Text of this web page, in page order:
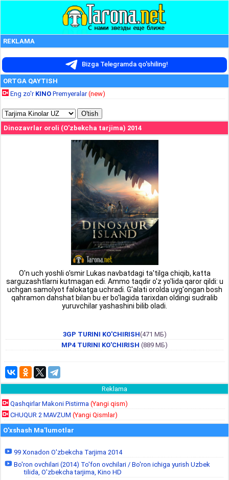
REKLAMA
Bizga Telegramda qo'shiling!
ORTGA QAYTISH
Eng zo'r KINO Premyeralar(new)
Dinozavrlar oroli (O'zbekcha tarjima) 2014
O'n uch yoshli o'smir Lukas navbatdagi ta'tilga chiqib, katta
sarguzashtlarni kutmagan edi. Ammo taqdir o'z yo'lida qaror qildi: u
uchgan samolyot falokatga uchradi. G'alati orolda uyg'ongan bosh
qahramon dahshat bilan bu er bo'lagida tarixdan oldingi sudralib
yuruvchilar yashashini bilib oladi.
3GP TURINI KO'CHIRISH(471 МБ)
MP4 TURINI KO'CHIRISH (889 МБ)
Reklama
Qashqirlar Makoni Pistirma (Yangi qism)
CHUQUR 2 MAVZUM (Yangi Qismlar)
O'xshash Ma'lumotlar
99 Xonadon O'zbekcha Tarjima 2014
Bo'ron ovchilari (2014) To'fon ovchilari / Bo'ron ichiga yurish Uzbek
tilida, O'zbekcha tarjima, Kino HD